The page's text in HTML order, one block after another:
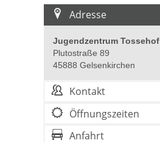
Adresse
Jugendzentrum Tossehof
Plutostraße 89
45888 Gelsenkirchen
Kontakt
Öffnungszeiten
Anfahrt